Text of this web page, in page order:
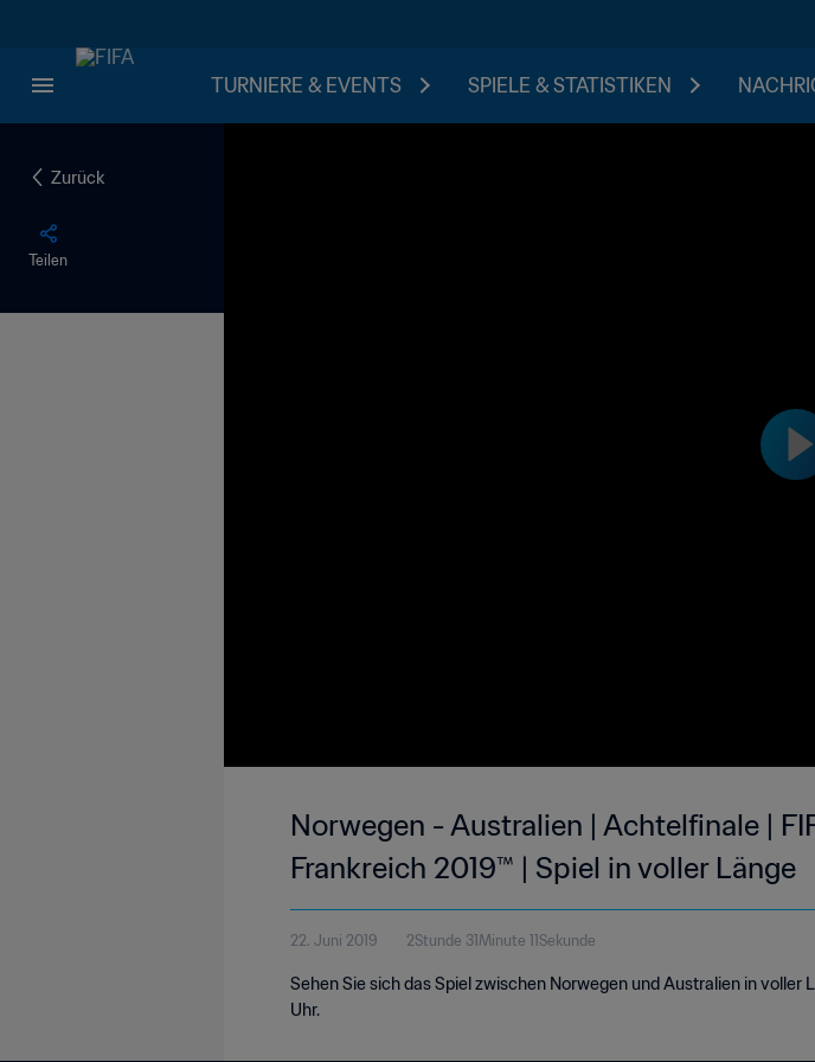
TURNIERE & EVENTS SPIELE & STATISTIKEN
Zurück
Teilen
Norwegen - Australien | Achtelfinale |
Frankreich 2019™ | Spiel in voller Länge
22. Juni 2019 2Stunde 31Minute 11Sekunde
Sehen Sie sich das Spiel zwischen Norwegen und Australien in voller
Uhr.